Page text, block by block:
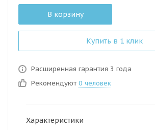
В корзину
Купить в 1 клик
Расширенная гарантия 3 года
Рекомендуют 0 человек
Характеристики